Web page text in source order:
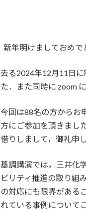
新年明けましておめで
去る2024年12月11日
た．また同時に zoom
今回は88名の方からお
方にご参加を頂きまし
借りしまして，御礼申
基調講演では，三井化
ビリティ推進の取り組
の対応にも限界がある
れている事例について